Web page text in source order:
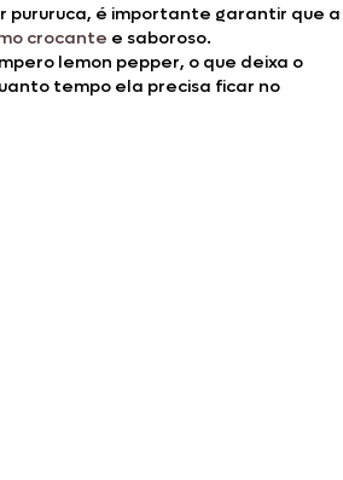
pururuca, é importante garantir que a
crocante e saboroso.
lemon pepper, o que deixa o
tempo ela precisa ficar no